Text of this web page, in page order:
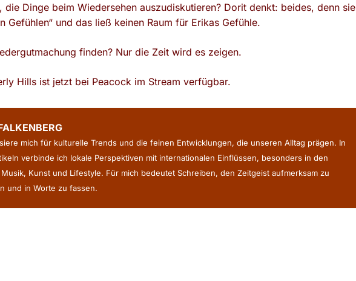
Dinge beim Wiedersehen auszudiskutieren? Dorit denkt: beides, denn sie
Gefühlen“ und das ließ keinen Raum für Erikas Gefühle.
finden? Nur die Zeit wird es zeigen.
Hills ist jetzt bei Peacock im Stream verfügbar.
mich für kulturelle Trends und die feinen Entwicklungen, die unseren Alltag prägen. In
verbinde ich lokale Perspektiven mit internationalen Einflüssen, besonders in den
Kunst und Lifestyle. Für mich bedeutet Schreiben, den Zeitgeist aufmerksam zu
und in Worte zu fassen.